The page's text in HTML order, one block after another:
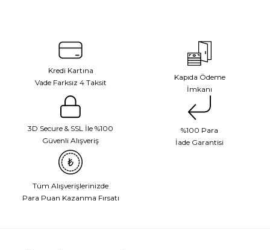
Kredi Kartına
Vade Farksız 4 Taksit
Kapıda Ödeme
İmkanı
3D Secure & SSL İle %100
Güvenli Alışveriş
%100 Para
İade Garantisi
Tüm Alışverişlerinizde
Para Puan Kazanma Fırsatı